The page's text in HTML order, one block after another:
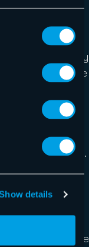
details
Protection,
Microsoft 365
l’innovation et
Hornetsecurity
et des cultures de
primé.
120 pays grâce
de plus de 12
Ses services
125 000 clients.
limitée fondée